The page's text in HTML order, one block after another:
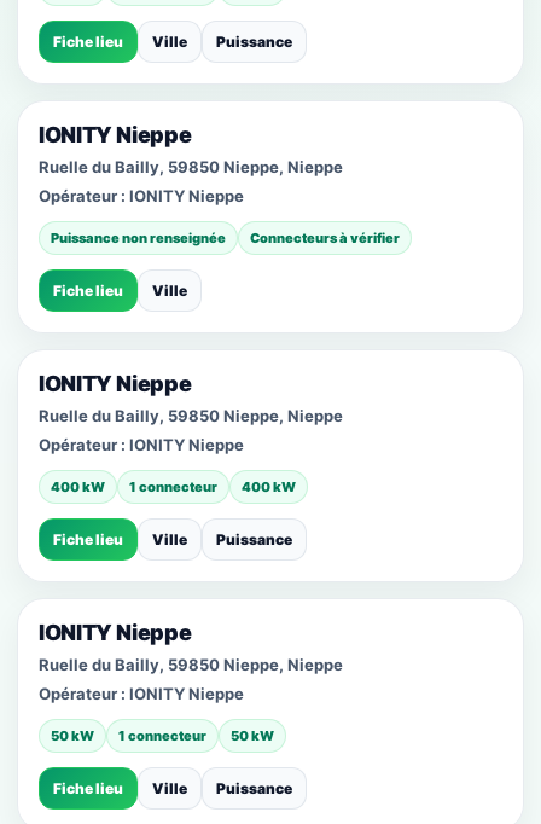
Fiche lieu Ville Puissance
IONITY Nieppe
Ruelle du Bailly, 59850 Nieppe, Nieppe
Opérateur : IONITY Nieppe
Puissance non renseignée Connecteurs à vérifier
Fiche lieu Ville
IONITY Nieppe
Ruelle du Bailly, 59850 Nieppe, Nieppe
Opérateur : IONITY Nieppe
400 kW 1 connecteur 400 kW
Fiche lieu Ville Puissance
IONITY Nieppe
Ruelle du Bailly, 59850 Nieppe, Nieppe
Opérateur : IONITY Nieppe
50 kW 1 connecteur 50 kW
Fiche lieu Ville Puissance